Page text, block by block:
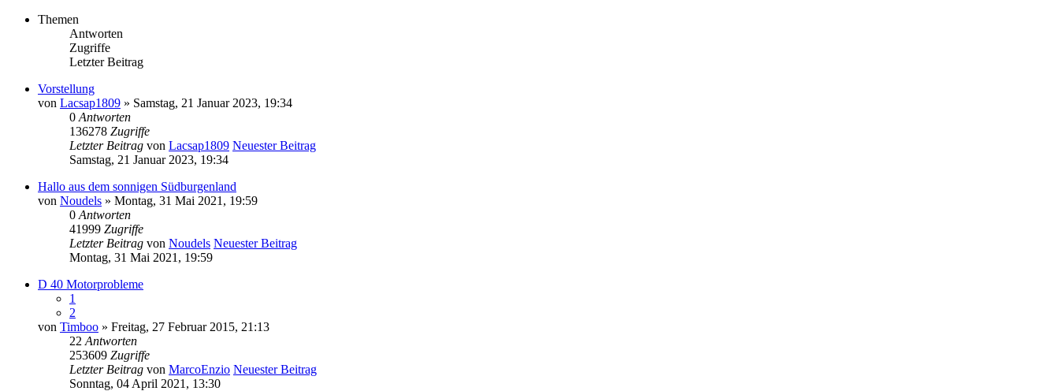
Themen
Antworten
Zugriffe
Letzter Beitrag
Vorstellung
von Lacsap1809 » Samstag, 21 Januar 2023, 19:34
0 Antworten
136278 Zugriffe
Letzter Beitrag von Lacsap1809 Neuester Beitrag
Samstag, 21 Januar 2023, 19:34
Hallo aus dem sonnigen Südburgenland
von Noudels » Montag, 31 Mai 2021, 19:59
0 Antworten
41999 Zugriffe
Letzter Beitrag von Noudels Neuester Beitrag
Montag, 31 Mai 2021, 19:59
D 40 Motorprobleme
1
2
von Timboo » Freitag, 27 Februar 2015, 21:13
22 Antworten
253609 Zugriffe
Letzter Beitrag von MarcoEnzio Neuester Beitrag
Sonntag, 04 April 2021, 13:30